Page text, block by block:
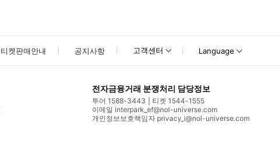
티켓판매안내 공지사항 고객센터 Language
전자금융거래 분쟁처리 담당정보
투어 1588-3443
티켓 1544-1555
이메일 interpark_ef@nol-universe.com
개인정보보호책임자 privacy_i@nol-universe.com